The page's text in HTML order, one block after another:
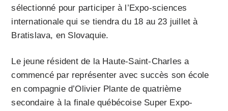
sélectionné pour participer à l’Expo-sciences
internationale qui se tiendra du 18 au 23 juillet à
Bratislava, en Slovaquie.
Le jeune résident de la Haute-Saint-Charles a
commencé par représenter avec succès son école
en compagnie d’Olivier Plante de quatrième
secondaire à la finale québécoise Super Expo-